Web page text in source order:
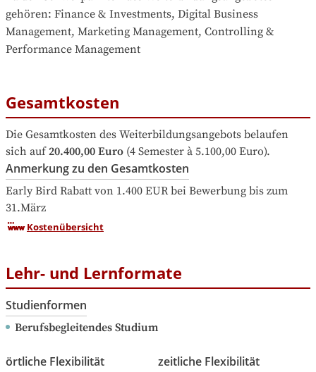
gehören: Finance & Investments, Digital Business
Management, Marketing Management, Controlling &
Performance Management
Gesamtkosten
Die Gesamtkosten des Weiterbildungsangebots belaufen
sich auf 20.400,00 Euro (4 Semester à 5.100,00 Euro).
Anmerkung zu den Gesamtkosten
Early Bird Rabatt von 1.400 EUR bei Bewerbung bis zum
31.März
Kostenübersicht
Lehr- und Lernformate
Studienformen
Berufsbegleitendes Studium
örtliche Flexibilität zeitliche Flexibilität